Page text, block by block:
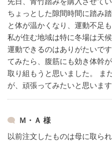
ちょっとした隙間時間に踏み踏
と体が温かくなり、運動不足
私が住む地域は特に冬場は天
運動できるのはありがたいです
てみたら、腹筋にも効き体幹
取り組もうと思いました。
ま
が、頑張ってみたいと思います
Ｍ・Ａ 様
以前注文したものは母に取ら